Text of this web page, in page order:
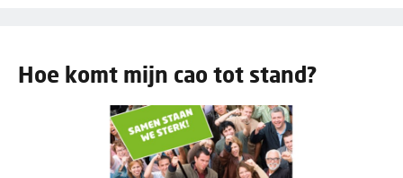
Hoe komt mijn cao tot stand?